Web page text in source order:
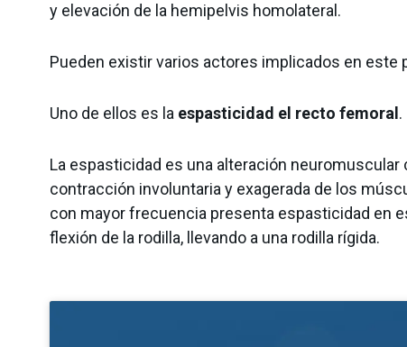
y elevación de la hemipelvis homolateral.
Pueden existir varios actores implicados en este
Uno de ellos es la espasticidad el recto femoral .
La espasticidad es una alteración
contracción involuntaria y exagerada de los
con mayor frecuencia presenta espasticidad en
flexión de la rodilla, llevando a una rodilla rígida.